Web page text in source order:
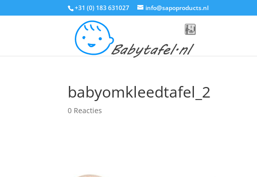
+31 (0) 183 631027 info@sapoproducts.nl
babyomkleedtafel_2
0 Reacties